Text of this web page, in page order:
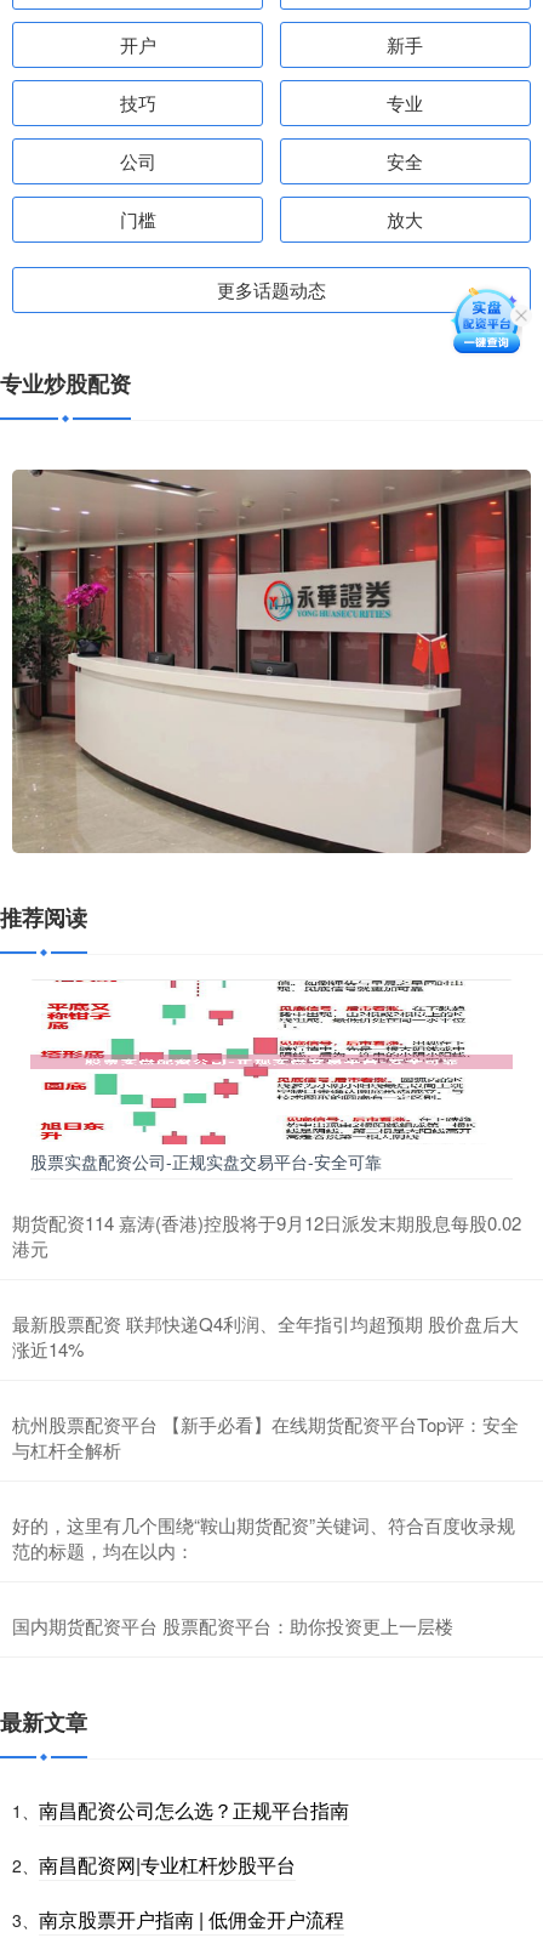
开户 新手
技巧 专业
公司 安全
门槛 放大
更多话题动态
专业炒股配资
推荐阅读
股票实盘配资公司-正规实盘交易平台-安全可靠
期货配资114 嘉涛(香港)控股将于9月12日派发末期股息每股0.02
港元
最新股票配资 联邦快递Q4利润、全年指引均超预期 股价盘后大
涨近14%
杭州股票配资平台 【新手必看】在线期货配资平台Top评：安全
与杠杆全解析
好的，这里有几个围绕“鞍山期货配资”关键词、符合百度收录规
范的标题，均在以内：
国内期货配资平台 股票配资平台：助你投资更上一层楼
最新文章
1、 南昌配资公司怎么选？正规平台指南
2、 南昌配资网|专业杠杆炒股平台
3、 南京股票开户指南 | 低佣金开户流程